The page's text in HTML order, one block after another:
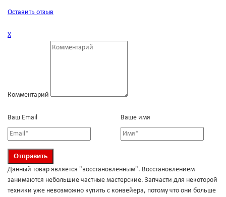
Оставить отзыв
Х
Комментарий
Ваш Email Ваше имя
Данный товар является "восстановленным". Восстановлением
занимаются небольшие частные мастерские. Запчасти для некоторой
техники уже невозможно купить с конвейера, потому что они больше